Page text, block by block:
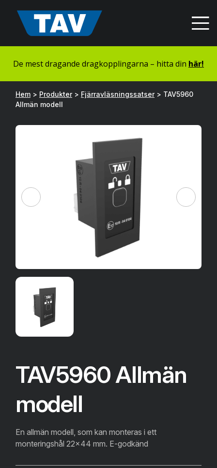
sisältöön
De mest dragande dragkopplingarna – hitta din här!
Hem > Produkter> Fjärravläsningssatser> TAV5960
Allmän modell
TAV5960 Allmän
modell
En allmän modell, som kan monteras i ett
monteringshål 22x44 mm. E-godkänd